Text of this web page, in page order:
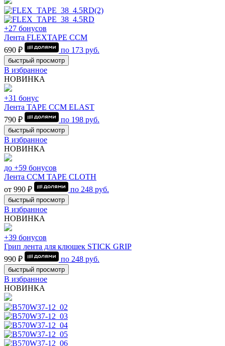
+27 бонусов
Лента FLEXTAPE CCM
690 ₽
по 173 руб.
быстрый просмотр
В избранное
НОВИНКА
+31 бонус
Лента TAPE CCM ELAST
790 ₽
по 198 руб.
быстрый просмотр
В избранное
НОВИНКА
до +59 бонусов
Лента CCM TAPE CLOTH
от 990 ₽
по 248 руб.
быстрый просмотр
В избранное
НОВИНКА
+39 бонусов
Грип лента для клюшек STICK GRIP
990 ₽
по 248 руб.
быстрый просмотр
В избранное
НОВИНКА